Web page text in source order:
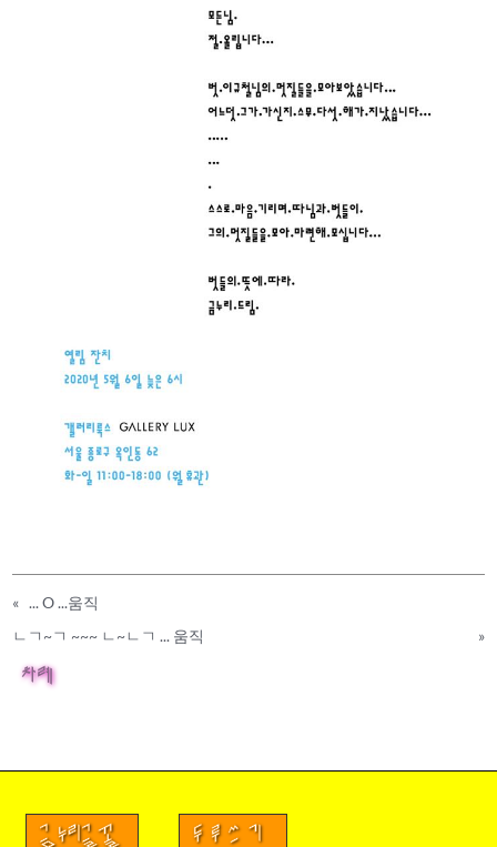
« ... O ...움직
ㄴㄱ~ㄱ ~~~ ㄴ~ㄴㄱ ... 움직
»
차례
금누리글꼴 두루쓰기